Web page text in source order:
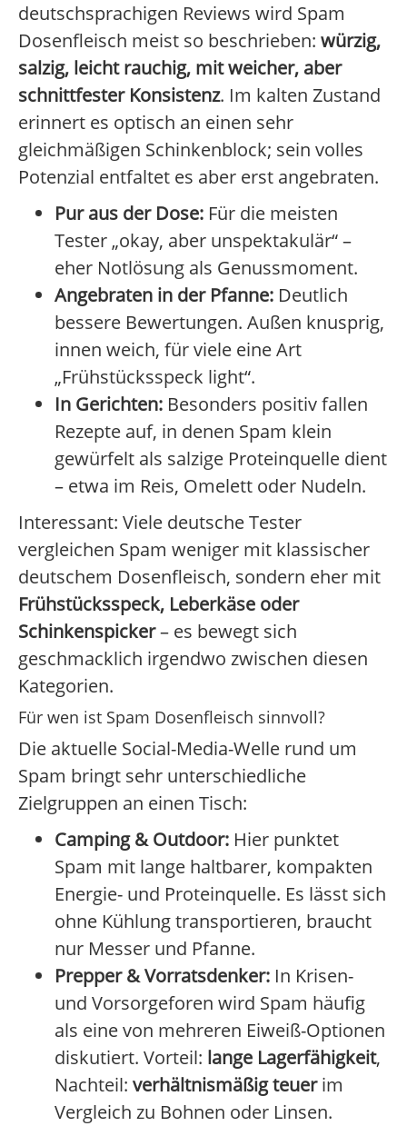
deutschsprachigen Reviews wird Spam
Dosenfleisch meist so beschrieben: würzig,
salzig, leicht rauchig, mit weicher, aber
schnittfester Konsistenz. Im kalten Zustand
erinnert es optisch an einen sehr
gleichmäßigen Schinkenblock; sein volles
Potenzial entfaltet es aber erst angebraten.
Pur aus der Dose: Für die meisten
Tester „okay, aber unspektakulär“ –
eher Notlösung als Genussmoment.
Angebraten in der Pfanne: Deutlich
bessere Bewertungen. Außen knusprig,
innen weich, für viele eine Art
„Frühstücksspeck light“.
In Gerichten: Besonders positiv fallen
Rezepte auf, in denen Spam klein
gewürfelt als salzige Proteinquelle dient
– etwa im Reis, Omelett oder Nudeln.
Interessant: Viele deutsche Tester
vergleichen Spam weniger mit klassischer
deutschem Dosenfleisch, sondern eher mit
Frühstücksspeck, Leberkäse oder
Schinkenspicker– es bewegt sich
geschmacklich irgendwo zwischen diesen
Kategorien.
Für wen ist Spam Dosenfleisch sinnvoll?
Die aktuelle Social-Media-Welle rund um
Spam bringt sehr unterschiedliche
Zielgruppen an einen Tisch:
Camping & Outdoor: Hier punktet
Spam mit lange haltbarer, kompakten
Energie- und Proteinquelle. Es lässt sich
ohne Kühlung transportieren, braucht
nur Messer und Pfanne.
Prepper & Vorratsdenker: In Krisen-
und Vorsorgeforen wird Spam häufig
als eine von mehreren Eiweiß-Optionen
diskutiert. Vorteil: lange Lagerfähigkeit,
Nachteil: verhältnismäßig teuerim
Vergleich zu Bohnen oder Linsen.